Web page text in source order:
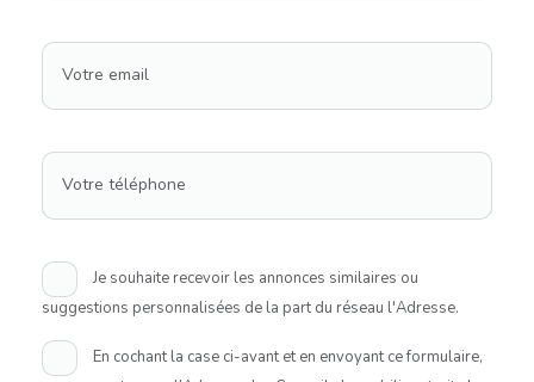
Votre email
Votre téléphone
Je souhaite recevoir les annonces similaires ou
suggestions personnalisées de la part du réseau l'Adresse.
En cochant la case ci-avant et en envoyant ce formulaire,